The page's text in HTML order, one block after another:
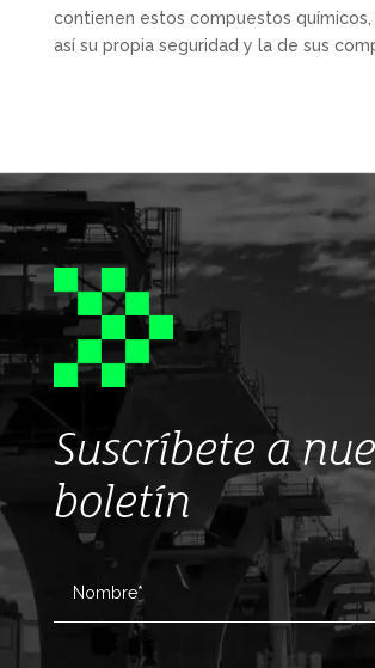
contienen estos compuestos químicos,
así su propia seguridad y la de sus
Suscríbete a
boletín